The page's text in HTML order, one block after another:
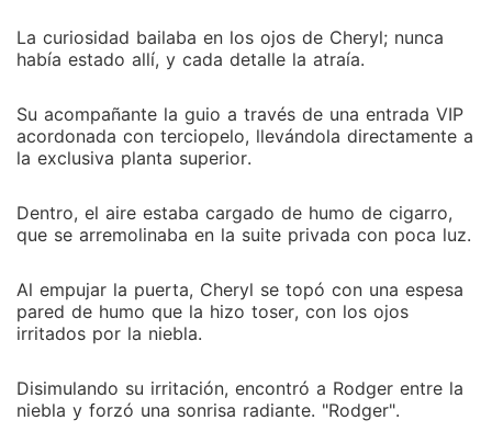
La curiosidad bailaba en los ojos de Cheryl; nunca
había estado allí, y cada detalle la atraía.
Su acompañante la guio a través de una entrada VIP
acordonada con terciopelo, llevándola directamente a
la exclusiva planta superior.
Dentro, el aire estaba cargado de humo de cigarro,
que se arremolinaba en la suite privada con poca luz.
Al empujar la puerta, Cheryl se topó con una espesa
pared de humo que la hizo toser, con los ojos
irritados por la niebla.
Disimulando su irritación, encontró a Rodger entre la
niebla y forzó una sonrisa radiante. "Rodger".